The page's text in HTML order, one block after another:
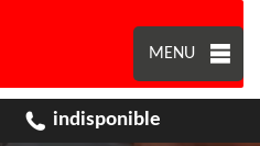
MENU
indisponible